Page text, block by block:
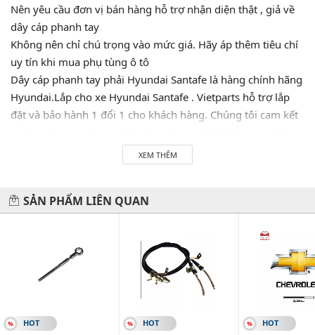
Nên yêu cầu đơn vị bán hàng hỗ trợ nhận diện thật , giả về
dây cáp phanh tay
Không nên chỉ chú trọng vào mức giá. Hãy áp thêm tiêu chí
uy tín khi mua phụ tùng ô tô
Dây cáp phanh tay phải Hyundai Santafe là hàng chính hãng
Hyundai.Lắp cho xe Hyundai Santafe . Vietparts hỗ trợ lắp
đặt và bảo hành 1 đổi 1 cho khách hàng. Chúng tôi cam kết
các nguồn nhà máy mà không qua tay bên thứ hai. Hãy LH
0945333777 để được tư vấn và hỗ trợ 24/7. Vietparts luôn
Hãy đến với chúng tôi để xế yêu của bạn được chăm sóc chu
#vietparts #ascgroup #phutungotodungxuatxurochatluong
XEM THÊM
SẢN PHẨM LIÊN QUAN
HOT HOT HOT